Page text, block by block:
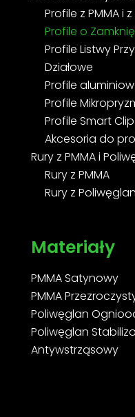
Profile z PMMA i
Profile o
Profile Listwy
Działowe
Profile
Profile
Profile Smart
Akcesoria do
Rury z PMMA i
Rury z PMMA
Rury z
Materiały
PMMA Satynowy
PMMA
Poliwęglan
Poliwęglan
Antywstrząsowy